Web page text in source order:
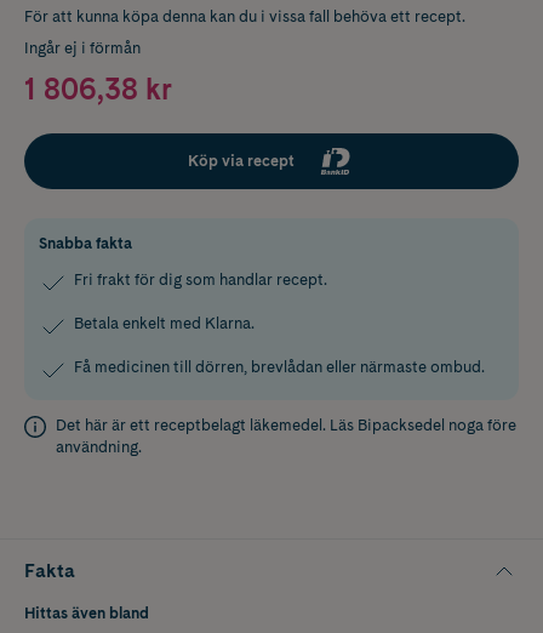
För att kunna köpa denna kan du i vissa fall behöva ett recept.
Ingår ej i förmån
1 806,38 kr
Köp via recept
Snabba fakta
Fri frakt för dig som handlar recept.
Betala enkelt med Klarna.
Få medicinen till dörren, brevlådan eller närmaste ombud.
Det här är ett receptbelagt läkemedel. Läs Bipacksedel noga före
användning.
Fakta
Hittas även bland